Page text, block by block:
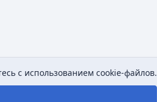
с использованием cookie-файлов.